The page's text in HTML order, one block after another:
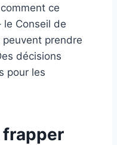
ce
le Conseil de
peuvent prendre
décisions
pour les